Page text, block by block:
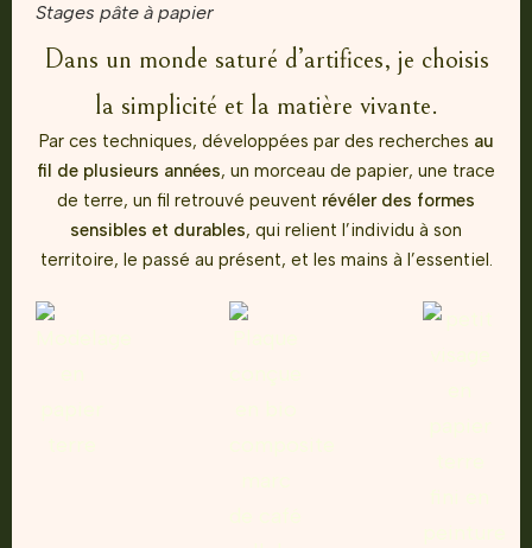
Stages pâte à papier
Dans un monde saturé d’artifices, je choisis
la simplicité et la matière vivante.
Par ces techniques, développées par des recherches au
fil de plusieurs années, un morceau de papier, une trace
de terre, un fil retrouvé peuvent révéler des formes
sensibles et durables, qui relient l’individu à son
territoire, le passé au présent, et les mains à l’essentiel.